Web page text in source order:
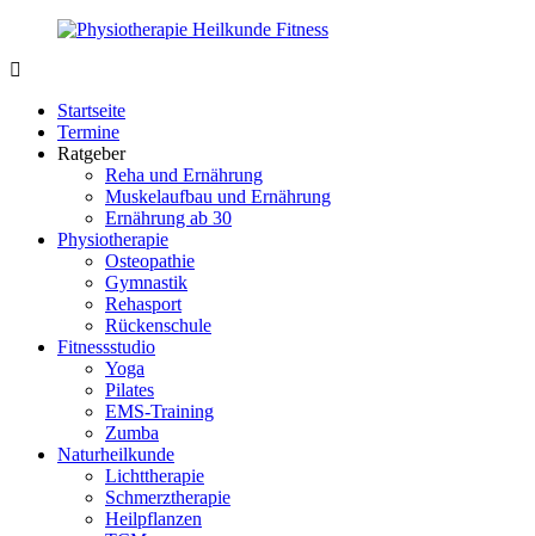
Zurück
Inhalt
Fit.de
Körper
Startseite
Termine
Ratgeber
Reha und Ernährung
Muskelaufbau und Ernährung
Ernährung ab 30
Physiotherapie
Osteopathie
Gymnastik
Rehasport
Rückenschule
Fitnessstudio
Yoga
Pilates
EMS-Training
Zumba
Naturheilkunde
Lichttherapie
Schmerztherapie
Heilpflanzen